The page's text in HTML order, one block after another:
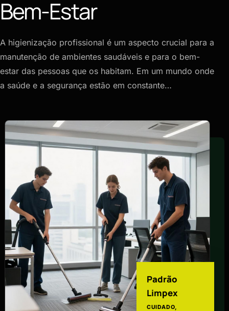
Bem-Estar
A higienização profissional é um aspecto crucial para a
manutenção de ambientes saudáveis e para o bem-
estar das pessoas que os habitam. Em um mundo onde
a saúde e a segurança estão em constante…
Padrão
Limpex
CUIDADO,